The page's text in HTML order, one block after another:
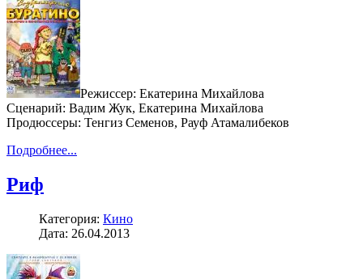
Режиссер: Екатерина Михайлова
Сценарий: Вадим Жук, Екатерина Михайлова
Продюссеры: Тенгиз Семенов, Рауф Атамалибеков
Подробнее...
Риф
Категория: Кино
Дата: 26.04.2013